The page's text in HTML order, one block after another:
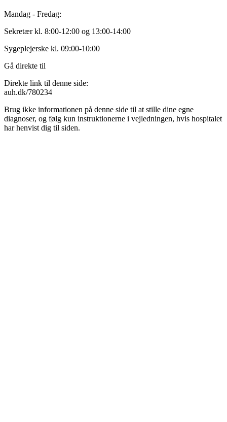
Mandag - Fredag:
Sekretær kl. 8:00-12:00 og 13:00-14:00
Sygeplejerske kl. 09:00-10:00
Gå direkte til
Direkte link til denne side:
auh.dk/780234
Brug ikke informationen på denne side til at stille dine egne
diagnoser, og følg kun instruktionerne i vejledningen, hvis hospitalet
har henvist dig til siden.